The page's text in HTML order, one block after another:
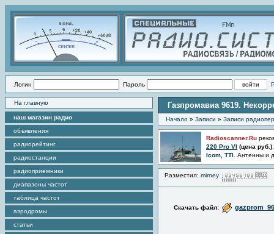
Логин Пароль
На главную
наш магазин радио
объявления
радиорейтинг
радиостанции
радиоприемники
диапазоны частот
таблица частот
аэродромы
статьи
Газпромавиа 9619.
Начало » Записи » Записи
Radioscanner.Ru
220 Pro VI (цена руб.)
Icom, TTI . Антенны и
Разместил: mirney
Скачать файл: